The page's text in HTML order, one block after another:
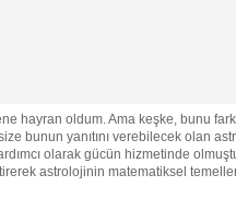
oldum. Ama keşke, bunu
bunun yanıtını verebilecek olan
olarak gücün hizmetinde
astrolojinin matematiksel